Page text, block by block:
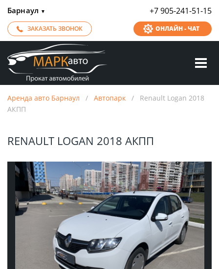
Барнаул ▼ +7 905-241-51-15
ЗАКАЗАТЬ ЗВОНОК ОНЛАЙН - ЧАТ
Аренда авто Барнаул / Автопарк / Renault Logan 2018
АКПП
RENAULT LOGAN 2018 АКПП